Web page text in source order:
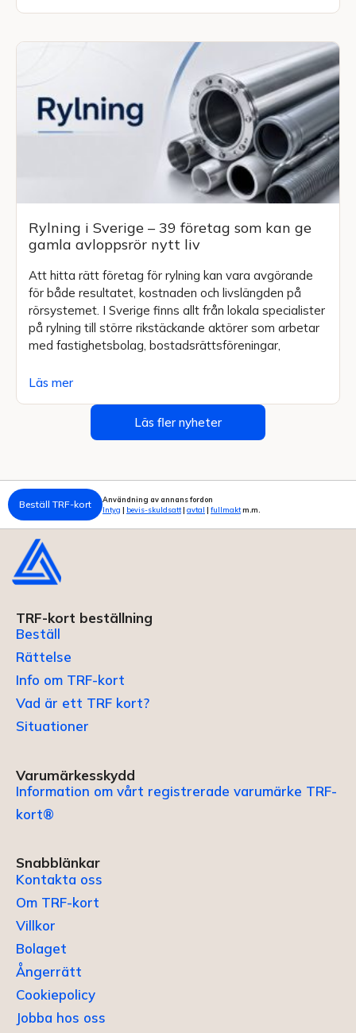
Rylning i Sverige – 39 företag som kan ge
gamla avloppsrör nytt liv
Att hitta rätt företag för rylning kan vara avgörande
för både resultatet, kostnaden och livslängden på
rörsystemet. I Sverige finns allt från lokala specialister
på rylning till större rikstäckande aktörer som arbetar
med fastighetsbolag, bostadsrättsföreningar,
Läs mer
Läs fler nyheter
Beställ TRF-kort
Användning av annans fordon
Intyg | bevis-skuldsatt| avtal | fullmaktm.m.
TRF-kort beställning
Beställ
Rättelse
Info om TRF-kort
Vad är ett TRF kort?
Situationer
Varumärkesskydd
Information om vårt registrerade varumärke TRF-
kort®
Snabblänkar
Kontakta oss
Om TRF-kort
Villkor
Bolaget
Ångerrätt
Cookiepolicy
Jobba hos oss